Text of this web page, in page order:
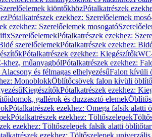
kiöntőkhözPótalkatrészek
Pótalkatrészek ezekhez: Szerelőelemek
ezekhez: Szerelőelemek mosogató
SzerelőelemekPótalkatrészek ezekhez:
szerelőelemekPótalkatrészek ezekhez:
Pótalkatrészek ezekhez: Kiegészítők
műanyagbólPótalkatrészek ezekhez:
és félmagas elhelyezésűFalon kívüli
MonoblokkÖblítőcsövek falon kívüli
KiegészítőkPótalkatrészek ezekhez:
gallérok és duzzasztó elemek
Pótalkatrészek ezekhez: Omega falsík alatti
Pótalkatrészek ezekhez: Töltőszelepek
ezekhez: Töltőszelepek falsík alatti
ezekhez: Töltőszelepek